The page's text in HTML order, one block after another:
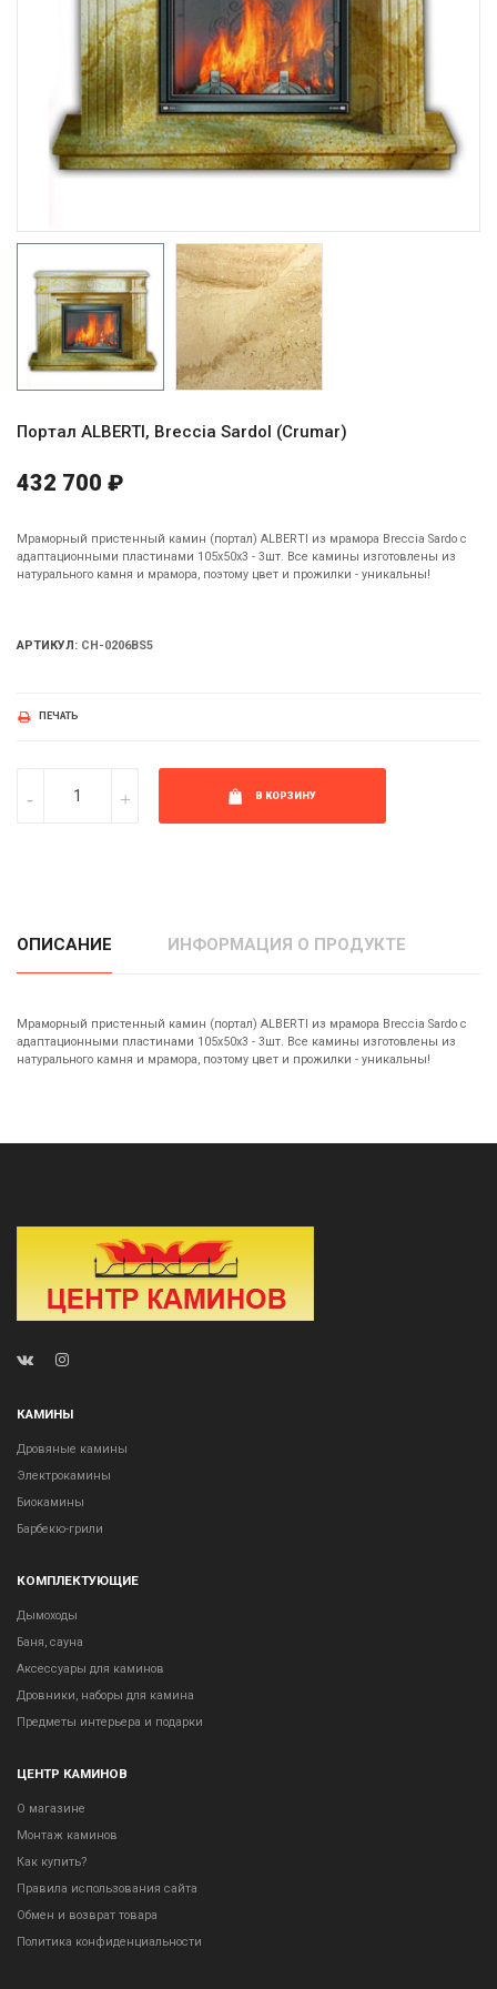
Портал ALBERTI, Breccia Sardol (Crumar)
432 700 ₽
Мраморный пристенный камин (портал) ALBERTI из мрамора Breccia Sardo с
адаптационными пластинами 105х50х3 - 3шт. Все камины изготовлены из
натурального камня и мрамора, поэтому цвет и прожилки - уникальны!
АРТИКУЛ: CH-0206BS5
ПЕЧАТЬ
В КОРЗИНУ
ОПИСАНИЕ ИНФОРМАЦИЯ О ПРОДУКТЕ
Мраморный пристенный камин (портал) ALBERTI из мрамора Breccia Sardo с
адаптационными пластинами 105х50х3 - 3шт. Все камины изготовлены из
натурального камня и мрамора, поэтому цвет и прожилки - уникальны!
КАМИНЫ
Дровяные камины
Электрокамины
Биокамины
Барбекю-грили
КОМПЛЕКТУЮЩИЕ
Дымоходы
Баня, сауна
Аксессуары для каминов
Дровники, наборы для камина
Предметы интерьера и подарки
ЦЕНТР КАМИНОВ
О магазине
Монтаж каминов
Как купить?
Правила использования сайта
Обмен и возврат товара
Политика конфиденциальности